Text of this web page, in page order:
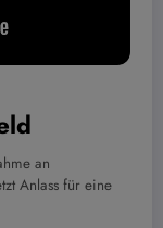
an
Anlass für eine